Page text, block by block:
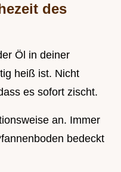
des
Öl in deiner
heiß ist. Nicht
es sofort zischt.
an. Immer
bedeckt